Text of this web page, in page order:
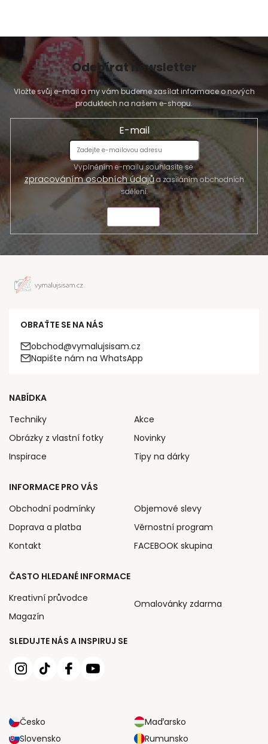
Odebírat newsletter
Vložte svůj e-mail a my vám budeme zasílat informace o nových
produktech na našem e-shopu.
E-mail
Vyplněním e-mailu souhlasíte se
zpracováním osobních údajůa zasíláním obchodních
sdělení.
OBRAŤTE SE NA NÁS
obchod@vymalujsisam.cz
Napište nám na WhatsApp
SLEDUJTE NÁS A INSPIRUJ SE
Česko
Maďarsko
Slovensko
Rumunsko
NABÍDKA
Techniky
Obrázky z vlastní fotky
Inspirace
Akce
Novinky
Tipy na dárky
INFORMACE PRO VÁS
Obchodní podmínky
Doprava a platba
Kontakt
Objemové slevy
Věrnostní program
FACEBOOK skupina
ČASTO HLEDANÉ INFORMACE
Kreativní průvodce
Magazín
Omalovánky zdarma